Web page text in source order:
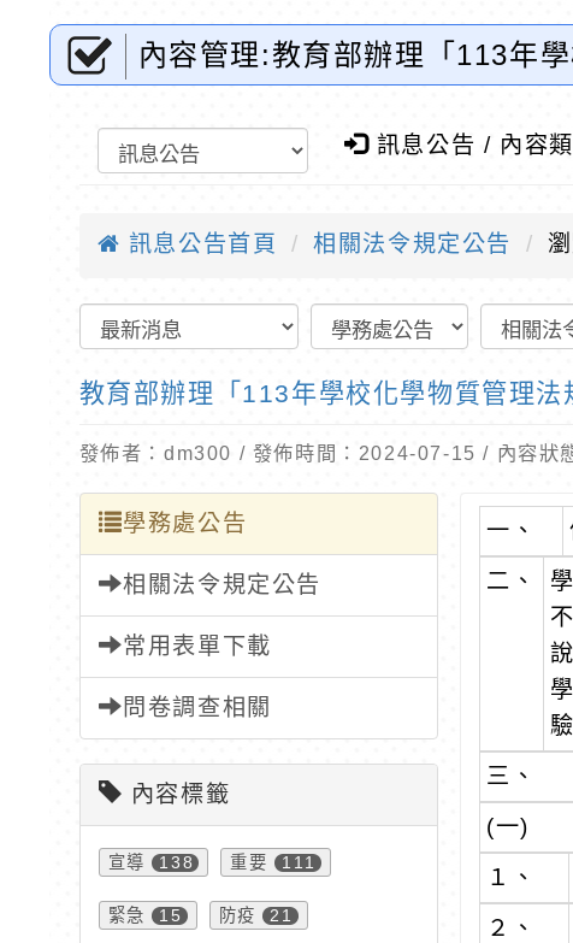
內容管理:教育部辦理「113年
訊息公告 / 內容類
訊息公告首頁 相關法令規定公告
教育部辦理「113年學校化學物質管理法
發佈者：dm300 / 發佈時間：2024-07-15 / 內容狀
學務處公告
相關法令規定公告
常用表單下載
問卷調查相關
內容標籤
宣導 138 重要 111
緊急 15 防疫 21
一、
二、
三、
(一)
１、
２、